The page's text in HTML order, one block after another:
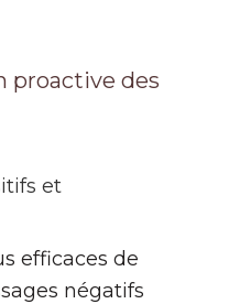
proactive des
et
efficaces de
négatifs